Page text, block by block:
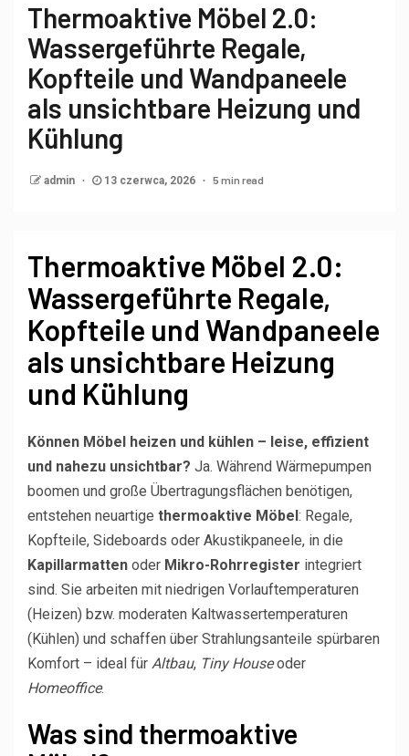
Thermoaktive Möbel 2.0:
Wassergeführte Regale,
Kopfteile und Wandpaneele
als unsichtbare Heizung und
Kühlung
admin 13 czerwca, 2026 5 min read
Thermoaktive Möbel 2.0:
Wassergeführte Regale,
Kopfteile und Wandpaneele
als unsichtbare Heizung
und Kühlung
Können Möbel heizen und kühlen – leise, effizient
und nahezu unsichtbar? Ja. Während Wärmepumpen
boomen und große Übertragungsflächen benötigen,
entstehen neuartige thermoaktive Möbel: Regale,
Kopfteile, Sideboards oder Akustikpaneele, in die
Kapillarmatten oder Mikro-Rohrregister integriert
sind. Sie arbeiten mit niedrigen Vorlauftemperaturen
(Heizen) bzw. moderaten Kaltwassertemperaturen
(Kühlen) und schaffen über Strahlungsanteile spürbaren
Komfort – ideal für Altbau, Tiny Houseoder
Homeoffice.
Was sind thermoaktive